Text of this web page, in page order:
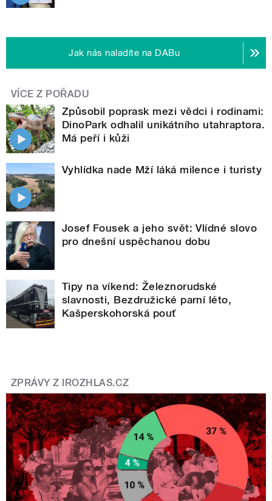
Jak nás naladíte na DABu
VÍCE Z POŘADU
Způsobil poprask mezi vědci i rodinami:
DinoPark odhalil unikátního utahraptora.
Má peří i kůži
Vyhlídka nade Mží láká milence i turisty
Josef Fousek a jeho svět: Vlídné slovo
pro dnešní uspěchanou dobu
Tipy na víkend: Železnorudské
slavnosti, Bezdružické parní léto,
Kašperskohorská pouť
ZPRÁVY Z IROZHLAS.CZ